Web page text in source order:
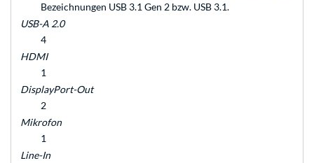
Bezeichnungen USB 3.1 Gen 2 bzw. USB 3.1.
USB-A 2.0
4
HDMI
1
DisplayPort-Out
2
Mikrofon
1
Line-In